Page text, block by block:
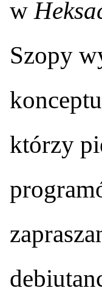
w
Szopy
którzy